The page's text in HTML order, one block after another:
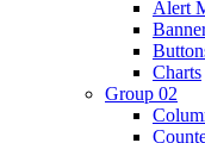
Alert
Charts
Group 02